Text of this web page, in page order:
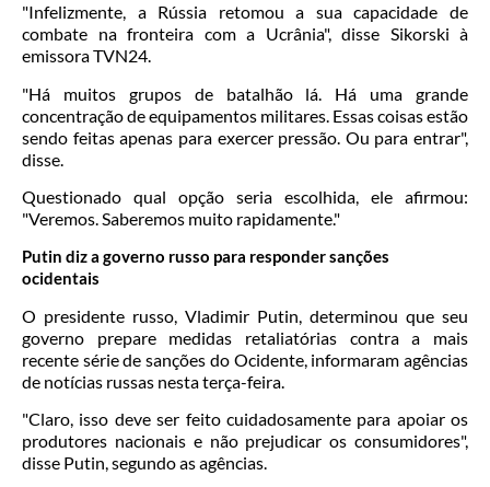
"Infelizmente, a Rússia retomou a sua capacidade de
combate na fronteira com a Ucrânia", disse Sikorski à
emissora TVN24.
"Há muitos grupos de batalhão lá. Há uma grande
concentração de equipamentos militares. Essas coisas estão
sendo feitas apenas para exercer pressão. Ou para entrar",
disse.
Questionado qual opção seria escolhida, ele afirmou:
"Veremos. Saberemos muito rapidamente."
Putin diz a governo russo para responder sanções
ocidentais
O presidente russo, Vladimir Putin, determinou que seu
governo prepare medidas retaliatórias contra a mais
recente série de sanções do Ocidente, informaram agências
de notícias russas nesta terça-feira.
"Claro, isso deve ser feito cuidadosamente para apoiar os
produtores nacionais e não prejudicar os consumidores",
disse Putin, segundo as agências.